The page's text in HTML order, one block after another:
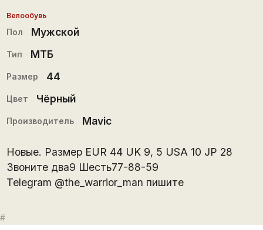
Велообувь
Пол Мужской
Тип МТБ
Размер 44
Цвет Чёрный
Производитель Mavic
Новые. Размер EUR 44 UK 9, 5 USA 10 JP 28
Звоните два9 Шесть77-88-59
Telegram @the_warrior_man пишите
#